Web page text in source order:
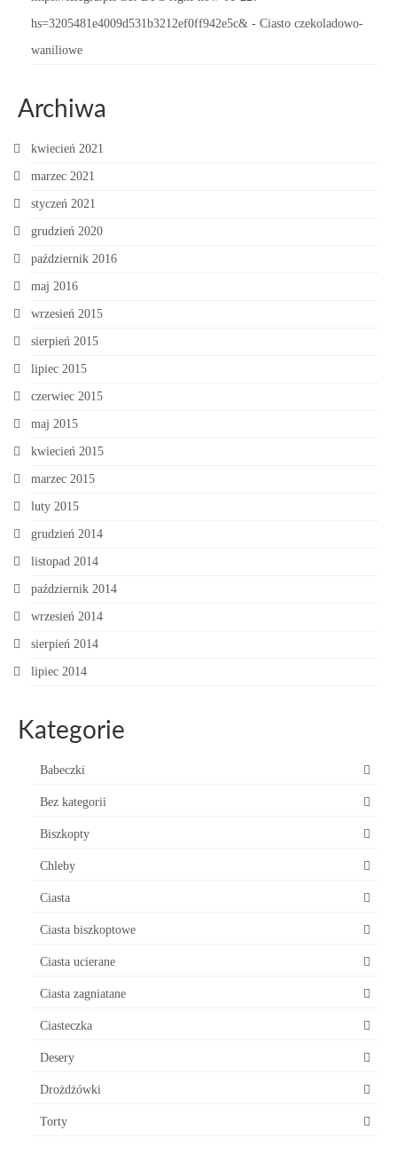
hs=3205481e4009d531b3212ef0ff942e5c& - Ciasto czekoladowo-
waniliowe
Archiwa
kwiecień 2021
marzec 2021
styczeń 2021
grudzień 2020
październik 2016
maj 2016
wrzesień 2015
sierpień 2015
lipiec 2015
czerwiec 2015
maj 2015
kwiecień 2015
marzec 2015
luty 2015
grudzień 2014
listopad 2014
październik 2014
wrzesień 2014
sierpień 2014
lipiec 2014
Kategorie
Babeczki
Bez kategorii
Biszkopty
Chleby
Ciasta
Ciasta biszkoptowe
Ciasta ucierane
Ciasta zagniatane
Ciasteczka
Desery
Drożdżówki
Torty